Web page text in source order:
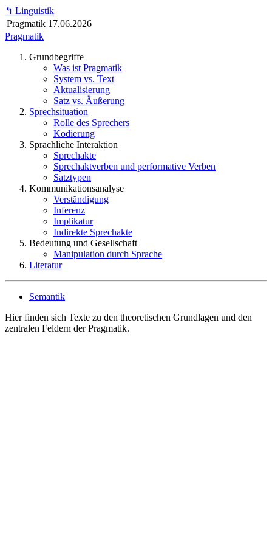
↰ Linguistik
Pragmatik 17.06.2026
Pragmatik
Grundbegriffe
Was ist Pragmatik
System vs. Text
Aktualisierung
Satz vs. Äußerung
Sprechsituation
Rolle des Sprechers
Kodierung
Sprachliche Interaktion
Sprechakte
Sprechaktverben und performative Verben
Satztypen
Kommunikationsanalyse
Verständigung
Inferenz
Implikatur
Indirekte Sprechakte
Bedeutung und Gesellschaft
Manipulation durch Sprache
Literatur
Semantik
Hier finden sich Texte zu den theoretischen Grundlagen und den
zentralen Feldern der Pragmatik.